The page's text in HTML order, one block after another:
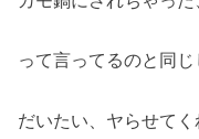
って言ってるのと同じ
だいたい、ヤらせて